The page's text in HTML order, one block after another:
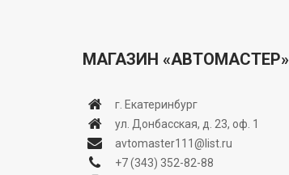
МАГАЗИН «АВТОМАСТЕР»
г. Екатеринбург
ул. Донбасская, д. 23, оф. 1
avtomaster111@list.ru
+7 (343) 352-82-88